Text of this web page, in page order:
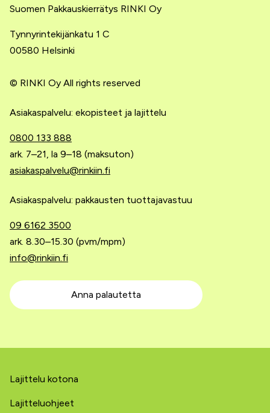
Suomen Pakkauskierrätys RINKI Oy
Tynnyrintekijänkatu 1 C
00580 Helsinki
© RINKI Oy All rights reserved
Asiakaspalvelu: ekopisteet ja lajittelu
0800 133 888
ark. 7–21, la 9–18 (maksuton)
asiakaspalvelu@rinkiin.fi
Asiakaspalvelu: pakkausten tuottajavastuu
09 6162 3500
ark. 8.30–15.30 (pvm/mpm)
info@rinkiin.fi
Anna palautetta
Lajittelu kotona
Lajitteluohjeet